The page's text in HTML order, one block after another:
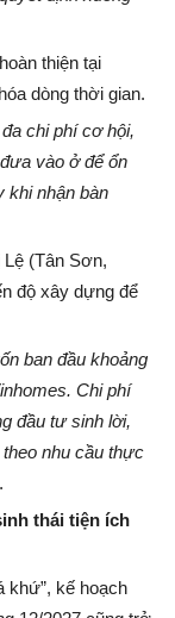
thiện tại
dòng thời gian.
chi phí cơ hội,
vào ở để ổn
khi nhận bàn
(Tân Sơn,
độ xây dựng để
ban đầu khoảng
. Chi phí
đầu tư sinh lời,
nhu cầu thực
thái tiện ích
khứ”, kế hoạch